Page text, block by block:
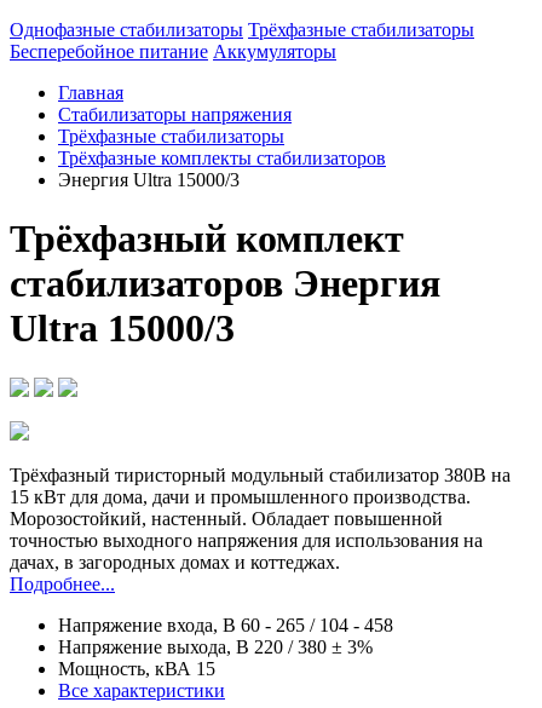
Однофазные стабилизаторы Трёхфазные стабилизаторы
Бесперебойное питание Аккумуляторы
Главная
Стабилизаторы напряжения
Трёхфазные стабилизаторы
Трёхфазные комплекты стабилизаторов
Энергия Ultra 15000/3
Трёхфазный комплект
стабилизаторов Энергия
Ultra 15000/3
Трёхфазный тиристорный модульный стабилизатор 380В на
15 кВт для дома, дачи и промышленного производства.
Морозостойкий, настенный. Обладает повышенной
точностью выходного напряжения для использования на
дачах, в загородных домах и коттеджах.
Подробнее...
Напряжение входа, В 60 - 265 / 104 - 458
Напряжение выхода, В 220 / 380 ± 3%
Мощность, кВА 15
Все характеристики